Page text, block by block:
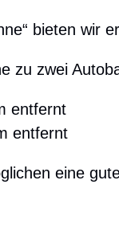
bieten wir
zu zwei
entfernt
entfernt
eine